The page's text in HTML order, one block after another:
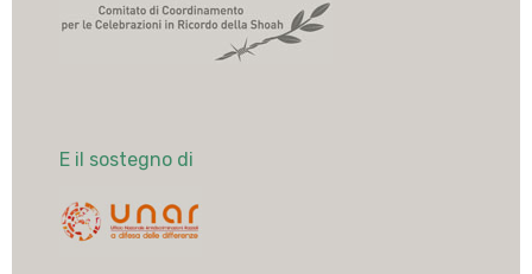
E il sostegno di